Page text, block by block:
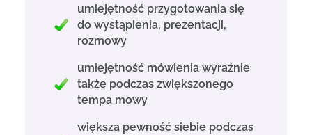
umiejętność przygotowania się
do wystąpienia, prezentacji,
rozmowy
umiejętność mówienia wyraźnie
także podczas zwiększonego
tempa mowy
większa pewność siebie podczas